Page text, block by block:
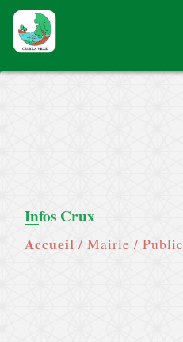
Infos Crux
Accueil / Mairie /